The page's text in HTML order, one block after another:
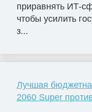
приравнять ИТ-
чтобы усилить
з...
Лучшая
2060 Super